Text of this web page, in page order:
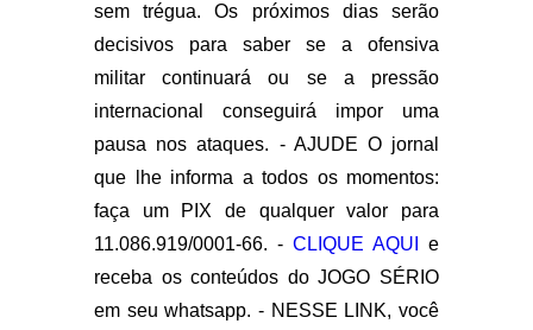
sem trégua. Os próximos dias serão
decisivos para saber se a ofensiva
militar continuará ou se a pressão
internacional conseguirá impor uma
pausa nos ataques. - AJUDE O jornal
que lhe informa a todos os momentos:
faça um PIX de qualquer valor para
11.086.919/0001-66. - CLIQUE AQUI
e
receba os conteúdos do JOGO SÉRIO
em seu whatsapp. - NESSE LINK, você